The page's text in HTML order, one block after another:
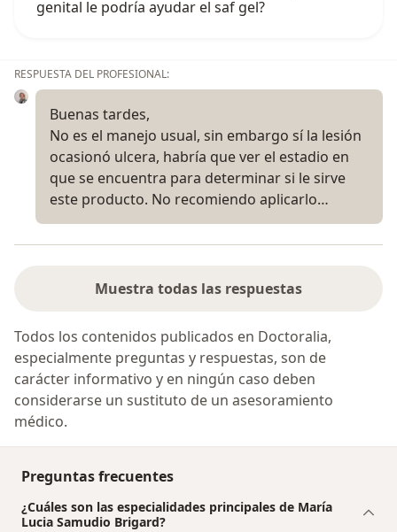
genital le podría ayudar el saf gel?
RESPUESTA DEL PROFESIONAL:
Buenas tardes,
No es el manejo usual, sin embargo sí la lesión
ocasionó ulcera, habría que ver el estadio en
que se encuentra para determinar si le sirve
este producto. No recomiendo aplicarlo…
Muestra todas las respuestas
Todos los contenidos publicados en Doctoralia,
especialmente preguntas y respuestas, son de
carácter informativo y en ningún caso deben
considerarse un sustituto de un asesoramiento
médico.
Preguntas frecuentes
¿Cuáles son las especialidades principales de María
Lucia Samudio Brigard?